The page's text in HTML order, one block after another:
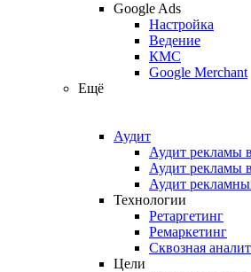
Google Ads
Настройка
Ведение
КМС
Google Merchant
Ещё
Аудит
Аудит рекламы
Аудит рекламы
Аудит
Технологии
Ретаргетинг
Ремаркетинг
Сквозная
Цели